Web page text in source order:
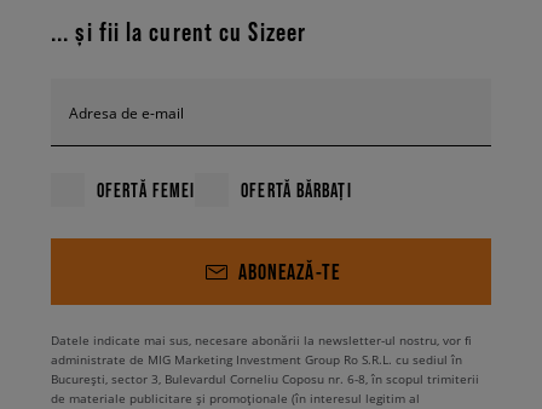
... și fii la curent cu Sizeer
Adresa de e-mail
OFERTĂ FEMEI OFERTĂ BĂRBAȚI
ABONEAZĂ-TE
Datele indicate mai sus, necesare abonării la newsletter-ul nostru, vor fi
administrate de MIG Marketing Investment Group Ro S.R.L. cu sediul în
București, sector 3, Bulevardul Corneliu Coposu nr. 6-8, în scopul trimiterii
de materiale publicitare și promoționale (în interesul legitim al